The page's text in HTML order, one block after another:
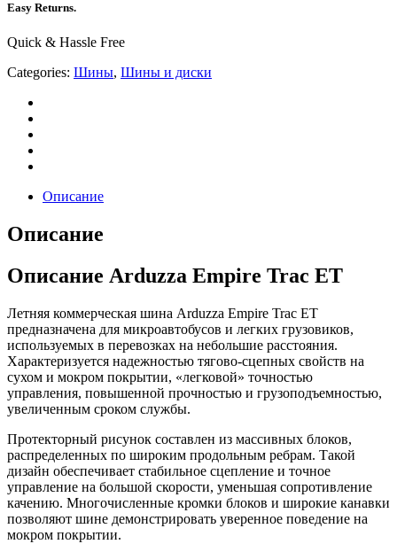
Easy Returns.
Quick & Hassle Free
Categories: Шины, Шины и диски
Описание
Описание
Описание Arduzza Empire Trac ET
Летняя коммерческая шина Arduzza Empire Trac ET
предназначена для микроавтобусов и легких грузовиков,
используемых в перевозках на небольшие расстояния.
Характеризуется надежностью тягово-сцепных свойств на
сухом и мокром покрытии, «легковой» точностью
управления, повышенной прочностью и грузоподъемностью,
увеличенным сроком службы.
Протекторный рисунок составлен из массивных блоков,
распределенных по широким продольным ребрам. Такой
дизайн обеспечивает стабильное сцепление и точное
управление на большой скорости, уменьшая сопротивление
качению. Многочисленные кромки блоков и широкие канавки
позволяют шине демонстрировать уверенное поведение на
мокром покрытии.